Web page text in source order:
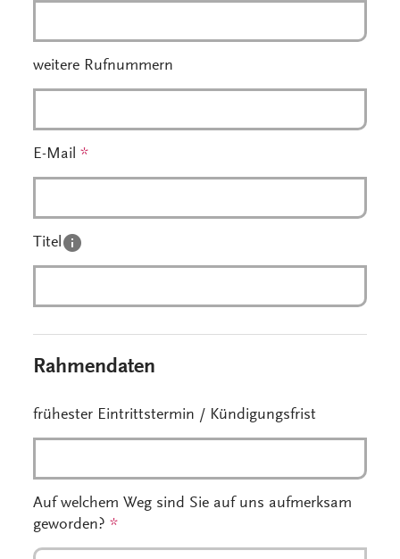
weitere Rufnummern
E-Mail*
Titel
Rahmendaten
frühester Eintrittstermin / Kündigungsfrist
Auf welchem Weg sind Sie auf uns aufmerksam
geworden?*